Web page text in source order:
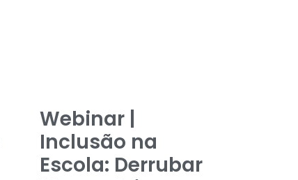
Webinar |
Inclusão na
Escola: Derrubar